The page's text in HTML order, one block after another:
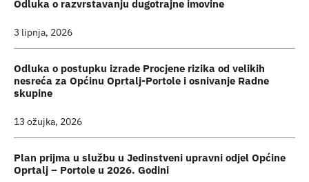
Odluka o razvrstavanju dugotrajne imovine
3 lipnja, 2026
Odluka o postupku izrade Procjene rizika od velikih
nesreća za Općinu Oprtalj-Portole i osnivanje Radne
skupine
13 ožujka, 2026
Plan prijma u službu u Jedinstveni upravni odjel Općine
Oprtalj – Portole u 2026. Godini